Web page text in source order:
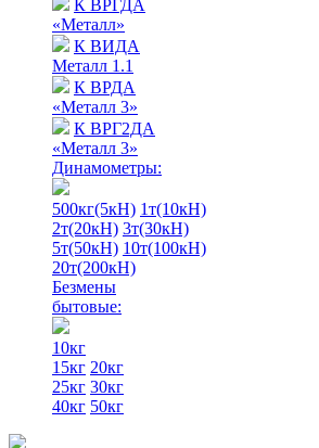
К ВРГДА
«Металл»
К ВИДА
Металл 1.1
К ВРДА
«Металл 3»
К ВРГ2ДА
«Металл 3»
Динамометры:
500кг(5кН) 1т(10кН)
2т(20кН) 3т(30кН)
5т(50кН) 10т(100кН)
20т(200кН)
Безмены
бытовые:
10кг
15кг 20кг
25кг 30кг
40кг 50кг